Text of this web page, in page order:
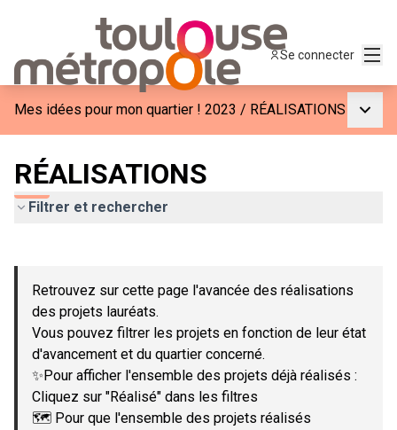
Se connecter
Mes idées pour mon quartier ! 2023 / RÉALISATIONS
RÉALISATIONS
Filtrer et rechercher
−
Retrouvez sur cette page l'avancée des réalisations
des projets lauréats.
Vous pouvez filtrer les projets en fonction de leur état
d'avancement et du quartier concerné.
✨Pour afficher l'ensemble des projets déjà réalisés :
Cliquez sur "Réalisé" dans les filtres
🗺️ Pour que l'ensemble des projets réalisés